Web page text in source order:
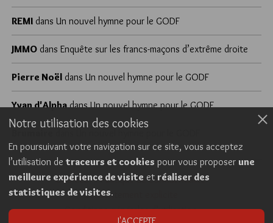
REMI dans Un nouvel hymne pour le GODF
JMMO dans Enquête sur les francs-maçons d’extrême droite
Pierre Noël dans Un nouvel hymne pour le GODF
Yvan d'AlphadansUn nouvel hymne pour le GODF
Cookies
Politique de confidentialité
Consentement explicite
Conditions générales d’utilisation
Notre utilisation des cookies
En poursuivant votre navigation sur ce site, vous acceptez
l’utilisation de traceurs et cookies pour vous proposer une
meilleure expérience de visite et réaliser des
statistiques de visites.